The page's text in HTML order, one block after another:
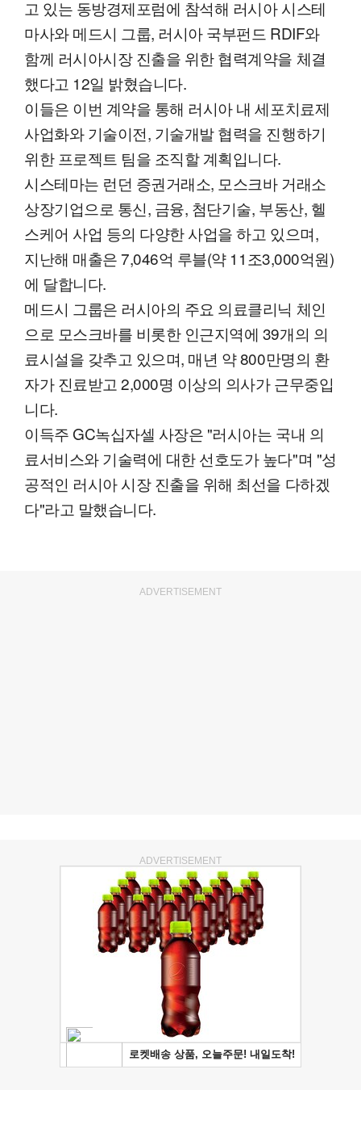
고 있는 동방경제포럼에 참석해 러시아 시스테
마사와 메드시 그룹, 러시아 국부펀드 RDIF와
함께 러시아시장 진출을 위한 협력계약을 체결
했다고 12일 밝혔습니다.
이들은 이번 계약을 통해 러시아 내 세포치료제
사업화와 기술이전, 기술개발 협력을 진행하기
위한 프로젝트 팀을 조직할 계획입니다.
시스테마는 런던 증권거래소, 모스크바 거래소
상장기업으로 통신, 금융, 첨단기술, 부동산, 헬
스케어 사업 등의 다양한 사업을 하고 있으며,
지난해 매출은 7,046억 루블(약 11조3,000억원)
에 달합니다.
메드시 그룹은 러시아의 주요 의료클리닉 체인
으로 모스크바를 비롯한 인근지역에 39개의 의
료시설을 갖추고 있으며, 매년 약 800만명의 환
자가 진료받고 2,000명 이상의 의사가 근무중입
니다.
이득주 GC녹십자셀 사장은 "러시아는 국내 의
료서비스와 기술력에 대한 선호도가 높다"며 "성
공적인 러시아 시장 진출을 위해 최선을 다하겠
다"라고 말했습니다.
ADVERTISEMENT
ADVERTISEMENT